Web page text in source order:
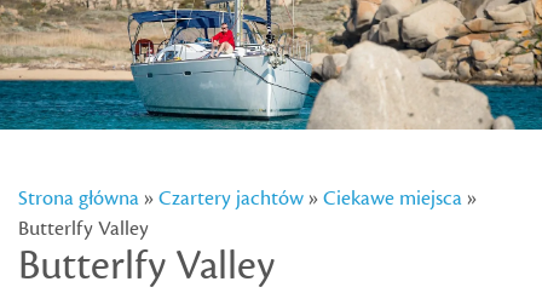
Strona główna»Czartery jachtów»Ciekawe miejsca»
Butterlfy Valley
Butterlfy Valley